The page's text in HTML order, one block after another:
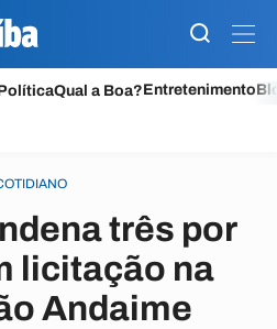
Qual a Boa?Entretenimento
três por
licitação na
Andaime